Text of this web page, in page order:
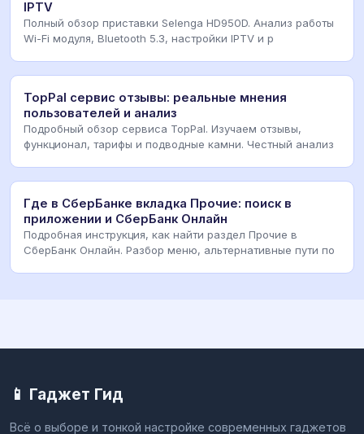
IPTV
Полный обзор приставки Selenga HD950D. Анализ работы
Wi-Fi модуля, Bluetooth 5.3, настройки IPTV и р
TopPal сервис отзывы: реальные мнения
пользователей и анализ
Подробный обзор сервиса TopPal. Изучаем отзывы,
функционал, тарифы и подводные камни. Честный анализ
Где в СберБанке вкладка Прочие: поиск в
приложении и СберБанк Онлайн
Подробная инструкция, как найти раздел Прочие в
СберБанк Онлайн. Разбор меню, альтернативные пути по
📱 Гаджет Гид
Всё о выборе и тонкой настройке современных гаджетов